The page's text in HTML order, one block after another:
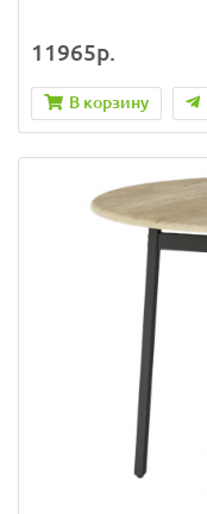
11965р.
В корзину